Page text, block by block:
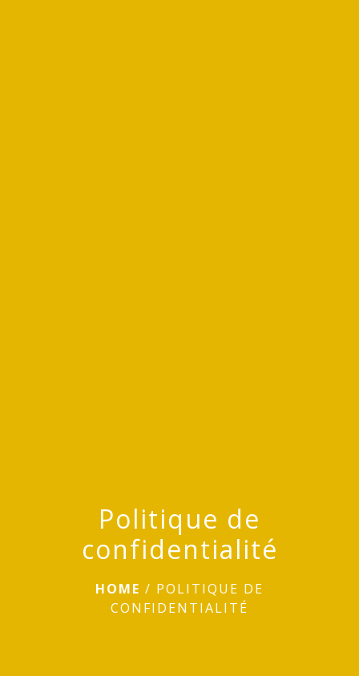
Politique de
confidentialité
HOME / POLITIQUE DE
CONFIDENTIALITÉ